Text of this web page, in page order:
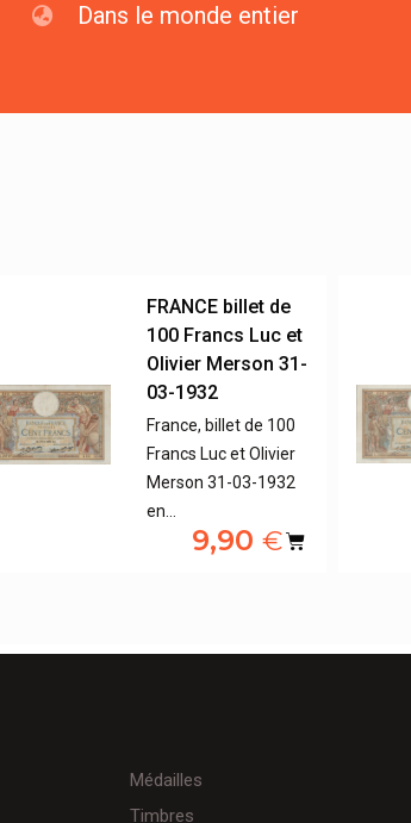
Dans le monde entier
FRANCE billet de
100 Francs Luc et
Olivier Merson 31-
03-1932
France, billet de 100
Francs Luc et Olivier
Merson 31-03-1932
en…
9,90 €
Médailles
Timbres